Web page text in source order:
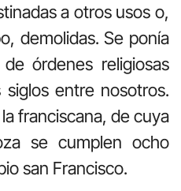
a otros usos o,
demolidas. Se ponía
órdenes religiosas
entre nosotros.
franciscana, de cuya
se cumplen ocho
san Francisco.